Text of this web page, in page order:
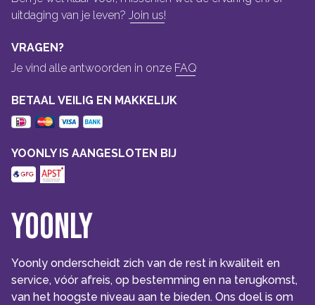
Yoonly
Yoonly onderscheidt zich van de rest in kwaliteit en
service, vóór afreis, op bestemming en na terugkomst,
van het hoogste niveau aan te bieden. Ons doel is om
uitdaging van je leven? Join us!
VRAGEN?
Je vind alle antwoorden in onze FAQ
BETAAL VEILIG EN MAKKELIJK
YOONLY IS AANGESLOTEN BIJ